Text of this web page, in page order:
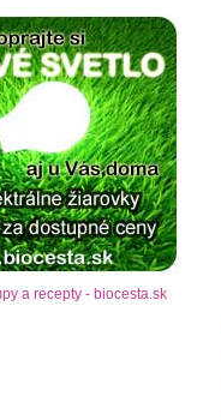
a recepty - biocesta.sk